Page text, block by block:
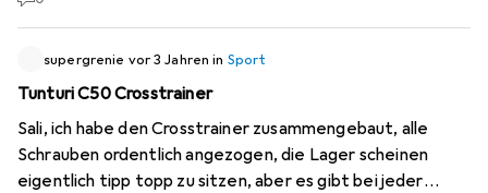
Wer kann mir da helfen?
supergrenie vor 3 Jahren in Sport
Tunturi C50 Crosstrainer
Sali, ich habe den Crosstrainer zusammengebaut, alle
Schrauben ordentlich angezogen, die Lager scheinen
eigentlich tipp topp zu sitzen, aber es gibt bei jeder